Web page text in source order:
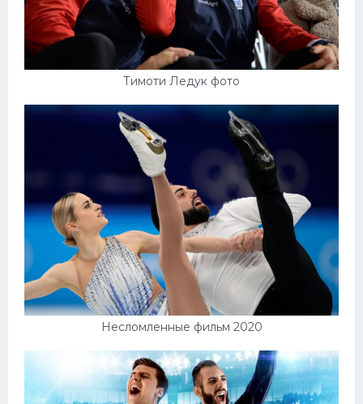
Тимоти Ледук фото
Несломленные фильм 2020